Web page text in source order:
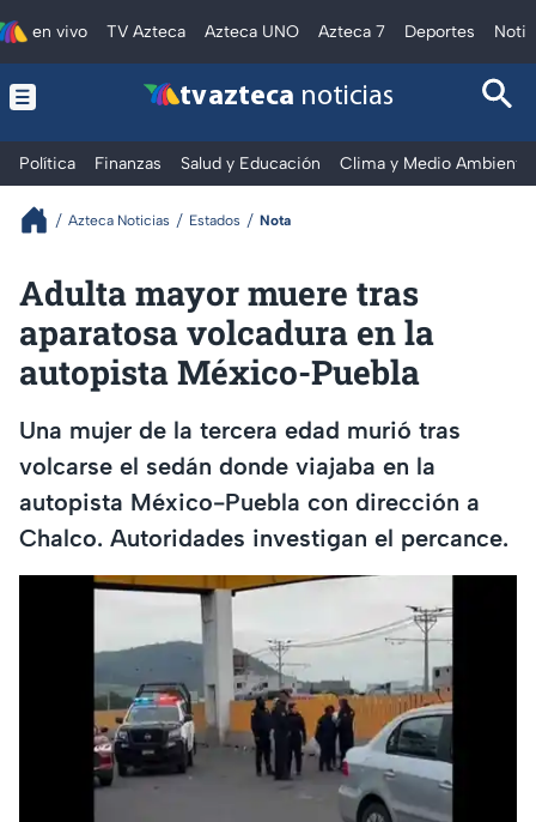
en vivo TV Azteca Azteca UNO Azteca 7 Deportes
tv azteca noticias
Política Finanzas Salud y Educación Clima y Medio Ambiente
Azteca Noticias Estados Nota
Adulta mayor muere tras
aparatosa volcadura en la
autopista México-Puebla
Una mujer de la tercera edad murió tras
volcarse el sedán donde viajaba en la
autopista México-Puebla con dirección a
Chalco. Autoridades investigan el percance.